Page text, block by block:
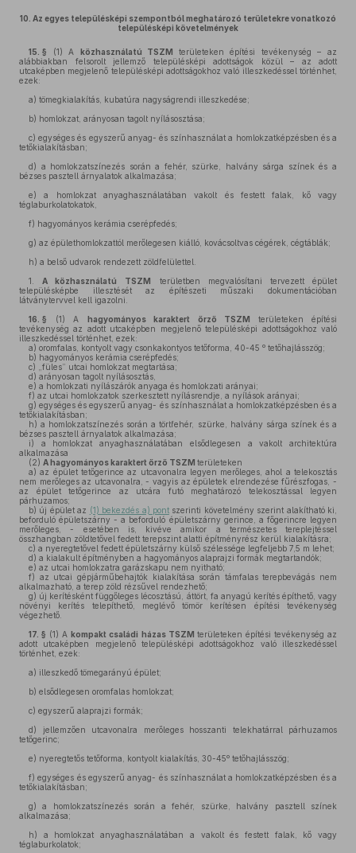
10. Az egyes településképi szempontból meghatározó területekre vonatkozó
településképi követelmények
15. § (1) A közhasználatú TSZM területeken építési tevékenység – az
alábbiakban felsorolt jellemző településképi adottságok közül – az adott
utcaképben megjelenő településképi adottságokhoz való illeszkedéssel történhet,
ezek:
a) tömegkialakítás, kubatúra nagyságrendi illeszkedése;
b) homlokzat, arányosan tagolt nyílásosztása;
c) egységes és egyszerű anyag- és színhasználat a homlokzatképzésben és a
tetőkialakításban;
d) a homlokzatszínezés során a fehér, szürke, halvány sárga színek és a
bézses pasztell árnyalatok alkalmazása;
e) a homlokzat anyaghasználatában vakolt és festett falak, kő vagy
téglaburkolatokatok,
f) hagyományos kerámia cserépfedés;
g) az épülethomlokzattól merőlegesen kiálló, kovácsoltvas cégérek, cégtáblák;
h) a belső udvarok rendezett zöldfelülettel.
1.
A közhasználatú TSZM
területben megvalósítani tervezett épület
településképbe illesztését az építészeti műszaki dokumentációban
látványtervvel kell igazolni.
16. § (1) A hagyományos karaktert őrző TSZM területeken építési
tevékenység az adott utcaképben megjelenő településképi adottságokhoz való
illeszkedéssel történhet, ezek:
a) oromfalas, kontyolt vagy csonkakontyos tetőforma, 40-45 º tetőhajlásszög;
b) hagyományos kerámia cserépfedés;
c) „füles” utcai homlokzat megtartása;
d) arányosan tagolt nyílásosztás,
e) a homlokzati nyílászárók anyaga és homlokzati arányai;
f) az utcai homlokzatok szerkesztett nyílásrendje, a nyílások arányai;
g) egységes és egyszerű anyag- és színhasználat a homlokzatképzésben és a
tetőkialakításban;
h) a homlokzatszínezés során a törtfehér, szürke, halvány sárga színek és a
bézses pasztell árnyalatok alkalmazása;
i) a homlokzat anyaghasználatában elsődlegesen a vakolt architektúra
alkalmazása
(2) A hagyományos karaktert őrző TSZM területeken
a) az épület tetőgerince az utcavonalra legyen merőleges, ahol a telekosztás
nem merőleges az utcavonalra, - vagyis az épületek elrendezése fűrészfogas, -
az épület tetőgerince az utcára futó meghatározó telekosztással legyen
párhuzamos;
b) új épület az (1) bekezdés a) pontszerinti követelmény szerint alakítható ki,
beforduló épületszárny - a beforduló épületszárny gerince, a főgerincre legyen
merőleges, - esetében is, kivéve amikor a természetes tereplejtéssel
összhangban zöldtetővel fedett terepszint alatti építményrész kerül kialakításra;
c) a nyeregtetővel fedett épületszárny külső szélessége legfeljebb 7,5 m lehet;
d) a kialakult építményben a hagyományos alaprajzi formák megtartandók;
e) az utcai homlokzatra garázskapu nem nyitható;
f) az utcai gépjárműbehajtók kialakítása során támfalas terepbevágás nem
alkalmazható, a terep zöld rézsűvel rendezhető;
g) új kerítésként függőleges lécosztású, áttört, fa anyagú kerítés építhető, vagy
növényi kerítés telepíthető, meglévő tömör kerítésen építési tevékenység
végezhető.
17. § (1) Akompakt családi házas TSZM területeken építési tevékenység az
adott utcaképben megjelenő településképi adottságokhoz való illeszkedéssel
történhet, ezek:
a) illeszkedő tömegarányú épület;
b) elsődlegesen oromfalas homlokzat;
c) egyszerű alaprajzi formák;
d) jellemzően utcavonalra merőleges hosszanti telekhatárral párhuzamos
tetőgerinc;
e) nyeregtetős tetőforma, kontyolt kialakítás, 30-45º tetőhajlásszög;
f) egységes és egyszerű anyag- és színhasználat a homlokzatképzésben és a
tetőkialakításban;
g) a homlokzatszínezés során a fehér, szürke, halvány pasztell színek
alkalmazása;
h) a homlokzat anyaghasználatában a vakolt és festett falak, kő vagy
téglaburkolatok;